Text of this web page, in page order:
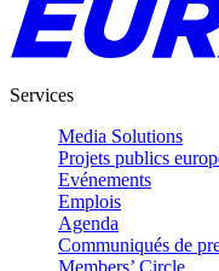
Services
Media Solutions
Projets publics
Evénements
Emplois
Agenda
Communiqués de
Members’ Circle